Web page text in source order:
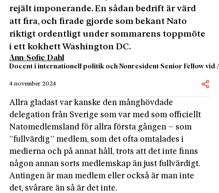
rejält imponerande. En sådan bedrift är värd
att fira, och firade gjorde som bekant Nato
riktigt ordentligt under sommarens toppmöte
i ett kokhett Washington DC.
Ann-Sofie Dahl
Docent i internationell politik och Nonresident Senior Fellow vid
4 november 2024
Allra gladast var kanske den månghövdade
delegation från Sverige som var med som officiellt
Natomedlemsland för allra första gången – som
”fullvärdig” medlem, som det ofta omtalades i
medier­na och på annat håll, trots att det inte finns
någon annan sorts medlemskap än just fullvärdigt.
Antingen är man medlem eller också är man inte
det, svårare än så är det inte.